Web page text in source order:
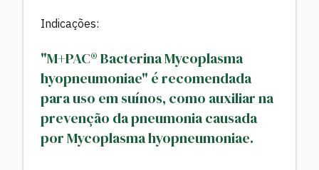
Indicações:
"M+PAC® Bacterina Mycoplasma
hyopneumoniae" é recomendada
para uso em suínos, como auxiliar na
prevenção da pneumonia causada
por Mycoplasma hyopneumoniae.